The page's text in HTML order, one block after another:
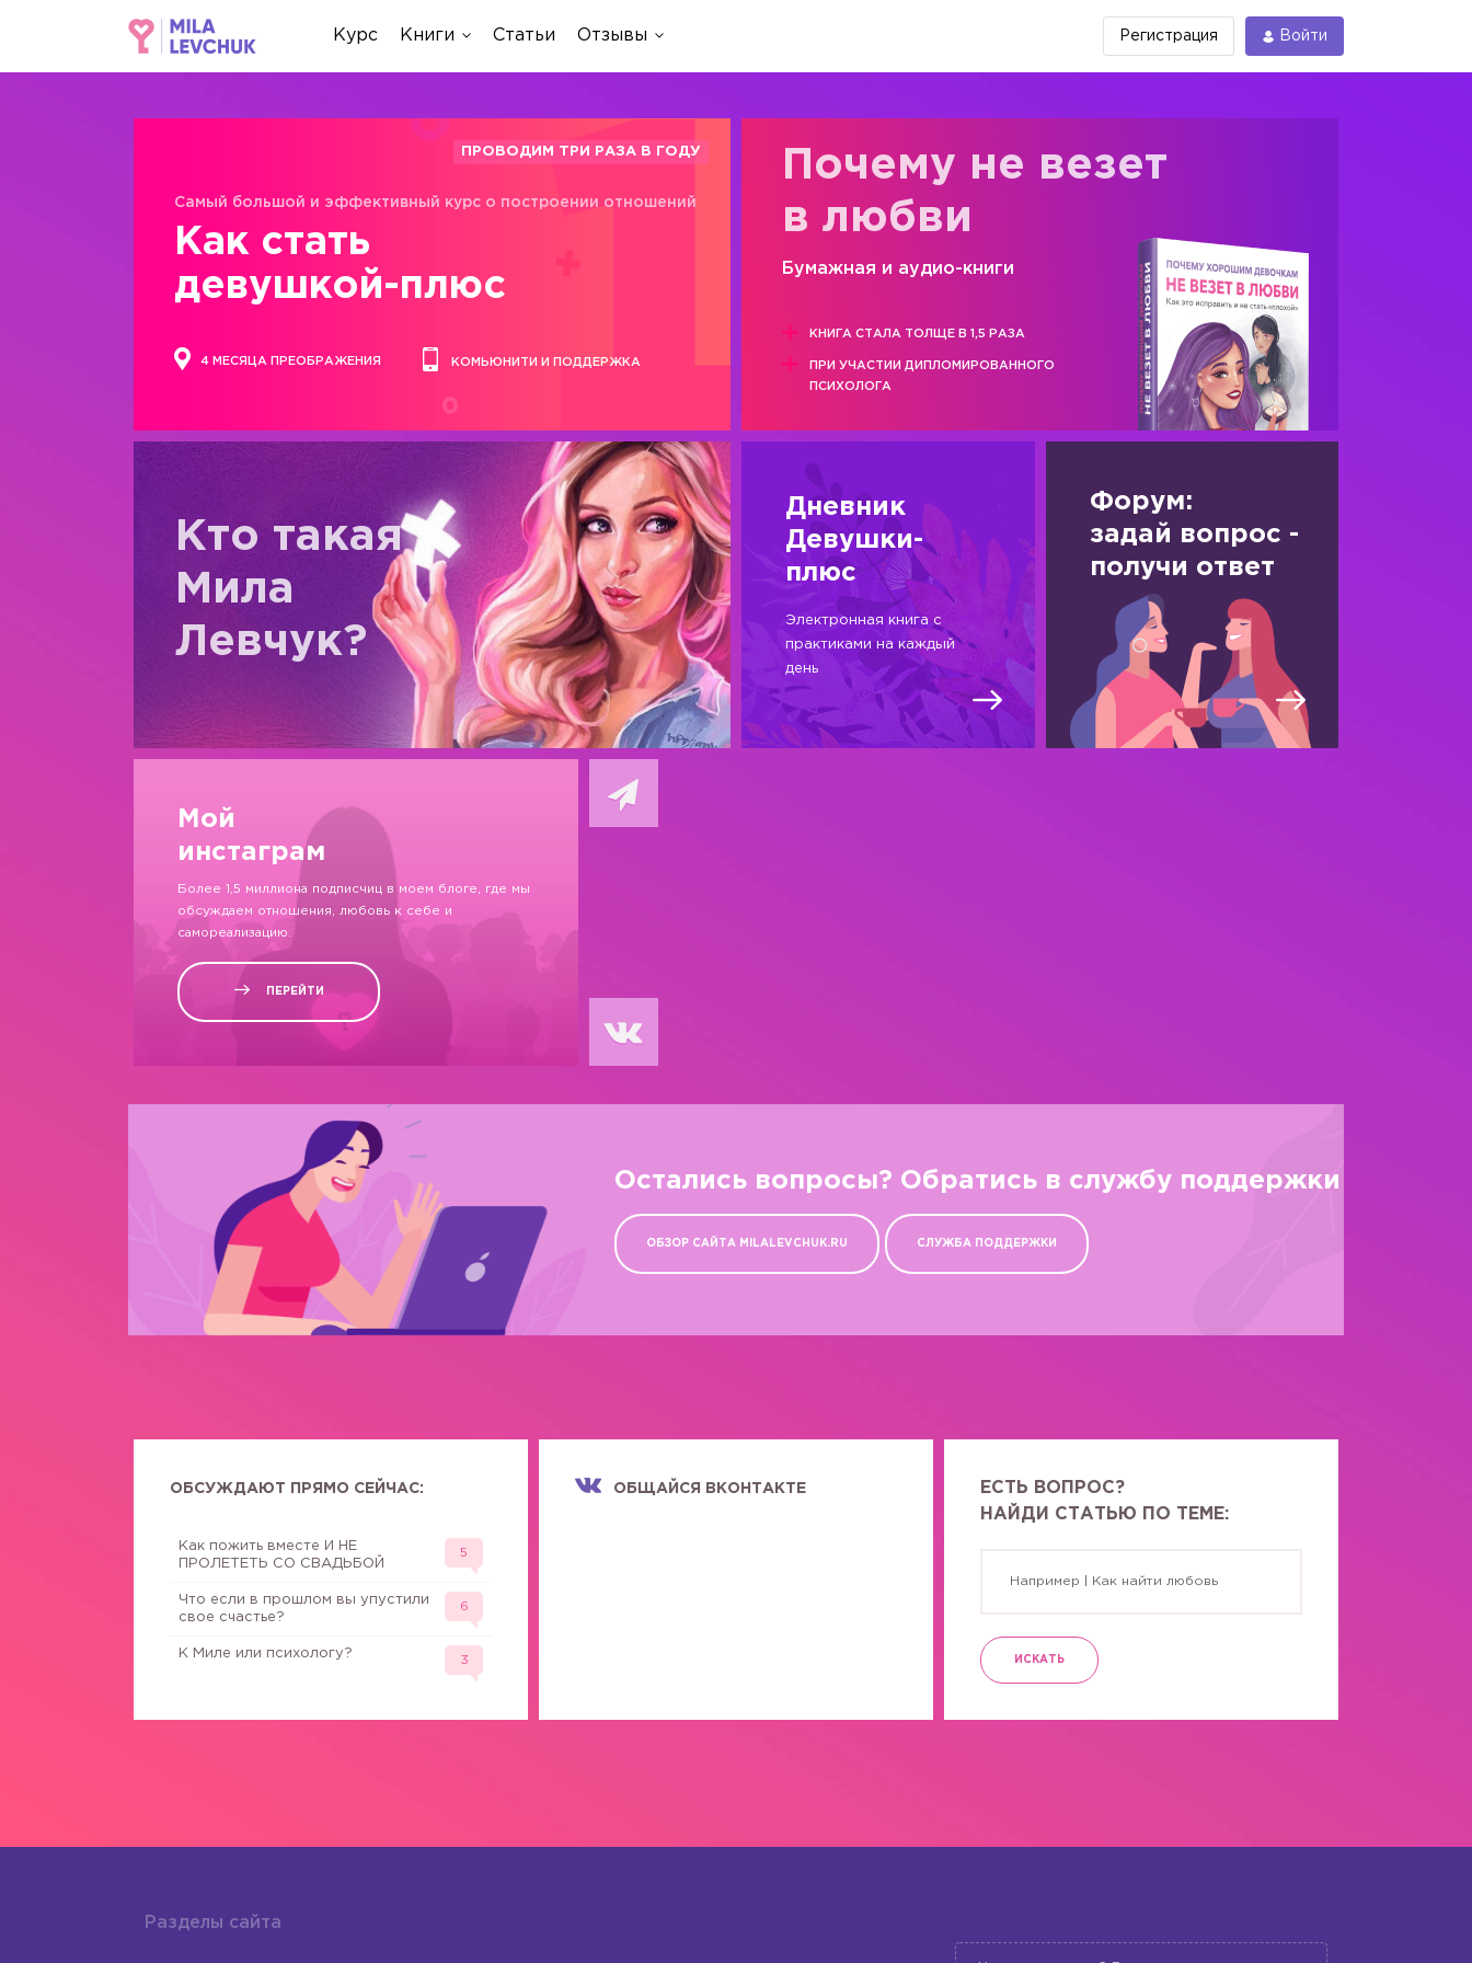
Курс Книги Статьи Отзывы Регистрация Войти
ПРОВОДИМ ТРИ РАЗА В ГОДУ
Самый большой и эффективный курс о построении отношений
Как стать
девушкой-плюс
4 МЕСЯЦА ПРЕОБРАЖЕНИЯ КОМЬЮНИТИ И ПОДДЕРЖКА
Почему не везет
в любви
Бумажная и аудио-книги
КНИГА СТАЛА ТОЛЩЕ В 1,5 РАЗА
ПРИ УЧАСТИИ ДИПЛОМИРОВАННОГО
ПСИХОЛОГА
Кто такая
Мила
Левчук?
Дневник
Девушки-
плюс
Электронная книга с
практиками на каждый
день
Форум:
задай вопрос -
получи ответ
Мой
инстаграм
Более 1,5 миллиона подписчиц в моем блоге, где мы
обсуждаем отношения, любовь к себе и
самореализацию.
ПЕРЕЙТИ
Остались вопросы? Обратись в службу поддержки
ОБЗОР САЙТА MILALEVCHUK.RU СЛУЖБА ПОДДЕРЖКИ
ОБСУЖДАЮТ ПРЯМО СЕЙЧАС:
Как пожить вместе И НЕ
ПРОЛЕТЕТЬ СО СВАДЬБОЙ
5
Что если в прошлом вы упустили
свое счастье?
6
К Миле или психологу?
3
ОБЩАЙСЯ ВКОНТАКТЕ
ЕСТЬ ВОПРОС?
НАЙДИ СТАТЬЮ ПО ТЕМЕ:
ИСКАТЬ
Разделы сайта